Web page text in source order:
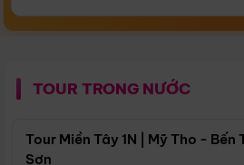
TOUR TRONG NƯỚC
Tour Miền Tây 1N | Mỹ Tho - Bến
Sơn